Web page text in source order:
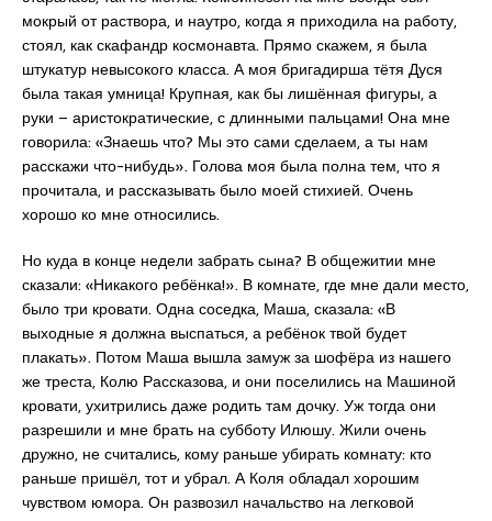
мокрый от раствора, и наутро, когда я приходила на работу,
стоял, как скафандр космонавта. Прямо скажем, я была
штукатур невысокого класса. А моя бригадирша тётя Дуся
была такая умница! Крупная, как бы лишённая фигуры, а
руки – аристократические, с длинными пальцами! Она мне
говорила: «Знаешь что? Мы это сами сделаем, а ты нам
расскажи что-нибудь». Голова моя была полна тем, что я
прочитала, и рассказывать было моей стихией. Очень
хорошо ко мне относились.
Но куда в конце недели забрать сына? В общежитии мне
сказали: «Никакого ребёнка!». В комнате, где мне дали место,
было три кровати. Одна соседка, Маша, сказала: «В
выходные я должна выспаться, а ребёнок твой будет
плакать». Потом Маша вышла замуж за шофёра из нашего
же треста, Колю Рассказова, и они поселились на Машиной
кровати, ухитрились даже родить там дочку. Уж тогда они
разрешили и мне брать на субботу Илюшу. Жили очень
дружно, не считались, кому раньше убирать комнату: кто
раньше пришёл, тот и убрал. А Коля обладал хорошим
чувством юмора. Он развозил начальство на легковой